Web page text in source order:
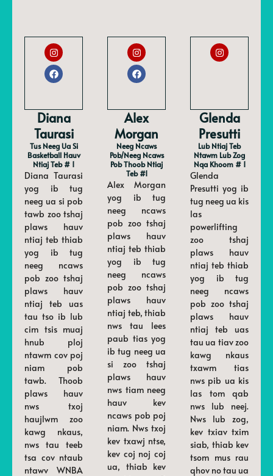
Diana
Taurasi
Tus Neeg Ua Si
Basketball Hauv
Ntiaj Teb # 1
Diana Taurasi
yog ib tug
neeg ua si pob
tawb zoo tshaj
plaws hauv
ntiaj teb thiab
yog ib tug
neeg ncaws
pob zoo tshaj
plaws hauv
ntiaj teb uas
tau tso ib lub
cim tsis muaj
hnub ploj
ntawm cov poj
niam pob
tawb. Thoob
plaws hauv
nws txoj
haujlwm zoo
kawg nkaus,
nws tau teeb
tsa cov ntaub
ntawv WNBA
Alex
Morgan
Neeg Ncaws
Pob/neeg Ncaws
Pob Thoob Ntiaj
Teb #1
Alex Morgan
yog ib tug
neeg ncaws
pob zoo tshaj
plaws hauv
ntiaj teb thiab
yog ib tug
neeg ncaws
pob zoo tshaj
plaws hauv
ntiaj teb, thiab
nws tau lees
paub tias yog
ib tug neeg ua
si zoo tshaj
plaws hauv
nws tiam neeg
hauv kev
ncaws pob poj
niam. Nws txoj
kev txawj ntse,
kev coj noj coj
ua, thiab kev
Glenda
Presutti
Lub Ntiaj Teb
Ntawm Lub Zog
Nqa Khoom # 1
Glenda
Presutti yog ib
tug neeg ua kis
las
powerlifting
zoo tshaj
plaws hauv
ntiaj teb thiab
yog ib tug
neeg ncaws
pob zoo tshaj
plaws hauv
ntiaj teb uas
tau ua tiav zoo
kawg nkaus
txawm tias
nws pib ua kis
las tom qab
nws lub neej.
Nws lub zog,
kev txiav txim
siab, thiab kev
tsom mus rau
qhov no tau ua